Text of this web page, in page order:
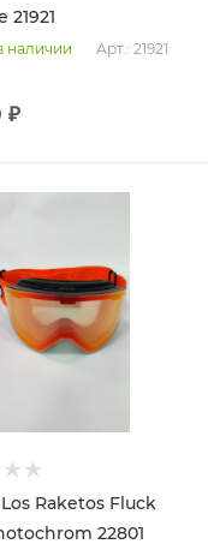
21921
наличии Арт.: 21921
₽
Raketos Fluck
22801